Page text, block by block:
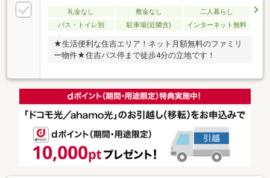
礼金なし 敷金なし
二人暮らし
バス・トイレ別
駐車場(近隣含) インターネット無料
★生活便利な住吉エリア！ネット月額無料のファミリ
ー物件★住吉バス停まで徒歩4分の立地です！